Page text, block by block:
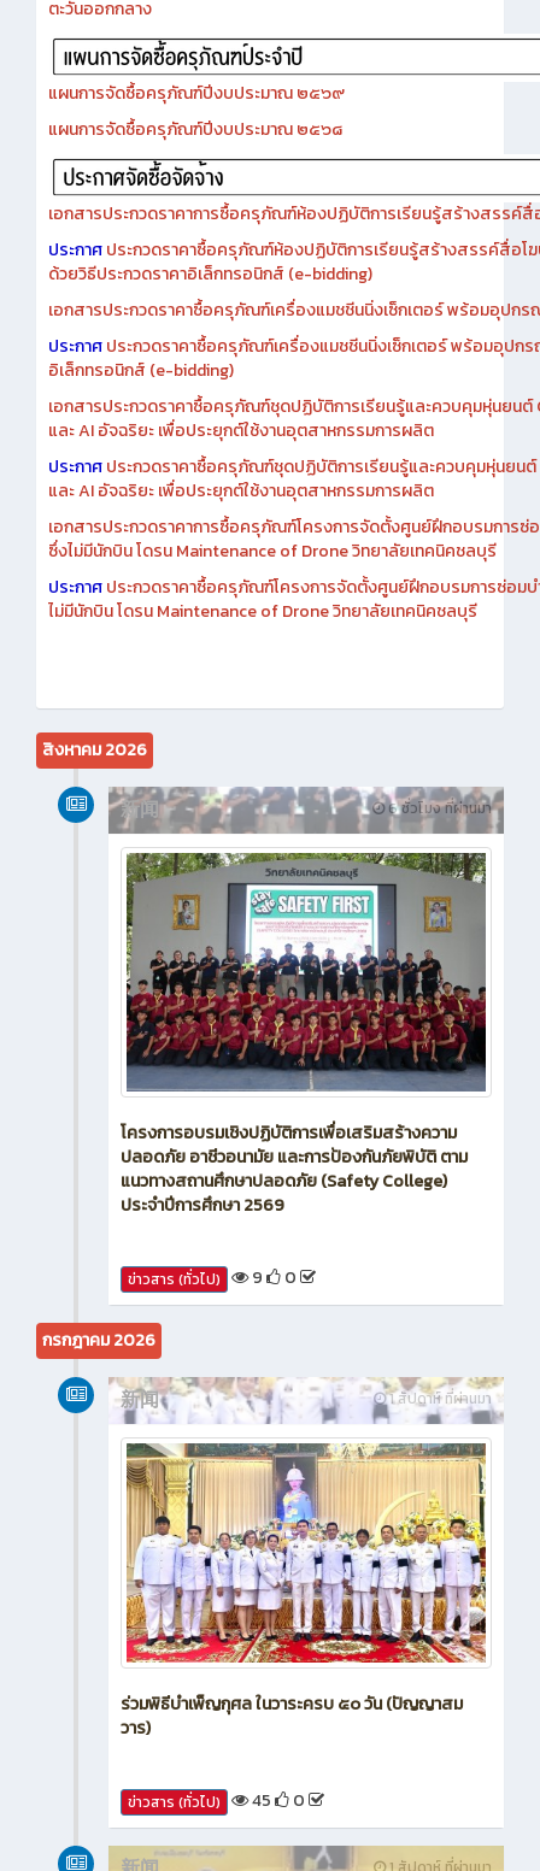
ประกาศมาตรการลดการใช้พลังงานเพื่อรองรับสถานการณ์วิกฤ
ตะวันออกกลาง
แผนการจัดซื้อครุภัณฑ์ปีงบประมาณ ๒๕๖๙
แผนการจัดซื้อครุภัณฑ์ปีงบประมาณ ๒๕๖๘
เอกสารประกวดราคาการซื้อครุภัณฑ์ห้องปฏิบัติการเรียนรู้สร้างสรรค์
ประกาศ ประกวดราคาซื้อครุภัณฑ์ห้องปฏิบัติการเรียนรู้สร้างสรรค์สื่อโ
ด้วยวิธีประกวดราคาอิเล็กทรอนิกส์ (e-bidding)
เอกสารประกวดราคาซื้อครุภัณฑ์เครื่องแมชชีนนิ่งเซ็กเตอร์ พร้อมอุปก
ประกาศประกวดราคาซื้อครุภัณฑ์เครื่องแมชชีนนิ่งเซ็กเตอร์ พร้อมอุปก
อิเล็กทรอนิกส์ (e-bidding)
เอกสารประกวดราคาซื้อครุภัณฑ์ชุดปฏิบัติการเรียนรู้และควบคุมหุ่นยน
และ AI อัจฉริยะ เพื่อประยุกต์ใช้งานอุตสาหกรรมการผลิต
ประกาศประกวดราคาซื้อครุภัณฑ์ชุดปฏิบัติการเรียนรู้และควบคุมหุ่นยน
และ AI อัจฉริยะ เพื่อประยุกต์ใช้งานอุตสาหกรรมการผลิต
เอกสารประกวดราคาการซื้อครุภัณฑ์โครงการจัดตั้งศูนย์ฝึกอบรมการซ่
ซึ่งไม่มีนักบิน โดรน Maintenance of Drone วิทยาลัยเทคนิคชลบุรี
ประกาศประกวดราคาซื้อครุภัณฑ์โครงการจัดตั้งศูนย์ฝึกอบรมการซ่อมบ
สิงหาคม 2026
6 ชั่วโมง ที่ผ่านมา
新闻
โครงการอบรมเชิงปฏิบัติการเพื่อเสริมสร้างความ
ปลอดภัย อาชีวอนามัย และการป้องกันภัยพิบัติ ตาม
แนวทางสถานศึกษาปลอดภัย (Safety College)
9 0
กรกฎาคม 2026
新闻
ร่วมพิธีบำเพ็ญกุศล ในวาระครบ ๕๐ วัน (ปัญญาสม
ข่าวสาร (ทั่วไป) 45 0